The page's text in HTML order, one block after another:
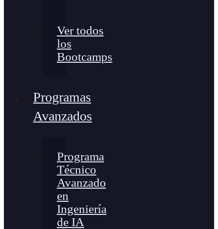
Ver todos
los
Bootcamps
Programas
Avanzados
Programa
Técnico
Avanzado
en
Ingeniería
de IA